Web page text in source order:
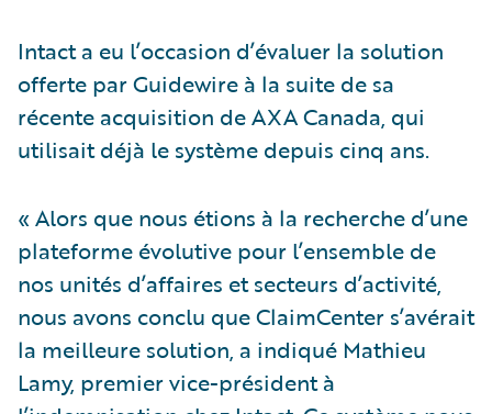
Intact a eu l’occasion d’évaluer la solution
offerte par Guidewire à la suite de sa
récente acquisition de AXA Canada, qui
utilisait déjà le système depuis cinq ans.
« Alors que nous étions à la recherche d’une
plateforme évolutive pour l’ensemble de
nos unités d’affaires et secteurs d’activité,
nous avons conclu que ClaimCenter s’avérait
la meilleure solution, a indiqué Mathieu
Lamy, premier vice-président à